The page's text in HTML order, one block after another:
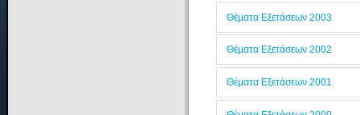
Θέματα Εξετάσεων 2003
Θέματα Εξετάσεων 2002
Θέματα Εξετάσεων 2001